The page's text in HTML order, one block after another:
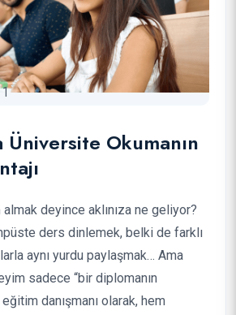
Üniversite Okumanın
almak deyince aklınıza ne geliyor?
ders dinlemek, belki de farklı
aynı yurdu paylaşmak… Ama
sadece “bir diplomanın
danışmanı olarak, hem